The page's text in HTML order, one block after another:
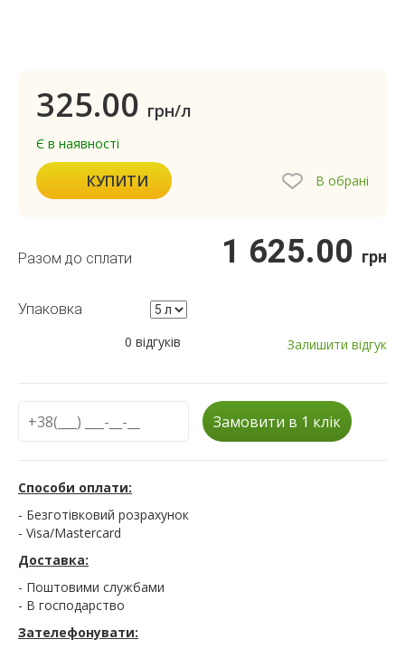
325.00 грн/л
Є в наявності
КУПИТИ В обрані
Разом до сплати 1 625.00 грн
Упаковка
0 відгуків
Залишити відгук
Замовити в 1 клік
Способи оплати:
- Безготівковий розрахунок
- Visa/Mastercard
Доставка:
- Поштовими службами
- В господарство
Зателефонувати: